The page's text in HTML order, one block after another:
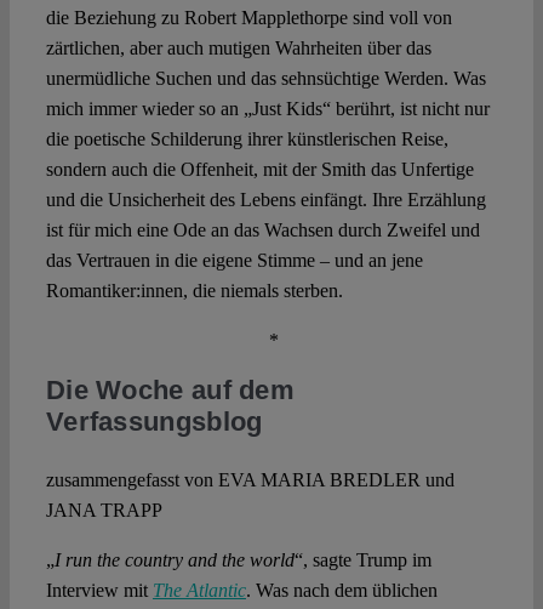
die Beziehung zu Robert Mapplethorpe sind voll von
zärtlichen, aber auch mutigen Wahrheiten über das
unermüdliche Suchen und das sehnsüchtige Werden. Was
mich immer wieder so an „Just Kids“ berührt, ist nicht nur
die poetische Schilderung ihrer künstlerischen Reise,
sondern auch die Offenheit, mit der Smith das Unfertige
und die Unsicherheit des Lebens einfängt. Ihre Erzählung
ist für mich eine Ode an das Wachsen durch Zweifel und
das Vertrauen in die eigene Stimme – und an jene
Romantiker:innen, die niemals sterben.
*
Die Woche auf dem
Verfassungsblog
zusammengefasst von EVA MARIA BREDLER und
JANA TRAPP
„I run the country and the world“, sagte Trump im
Interview mit The Atlantic. Was nach dem üblichen